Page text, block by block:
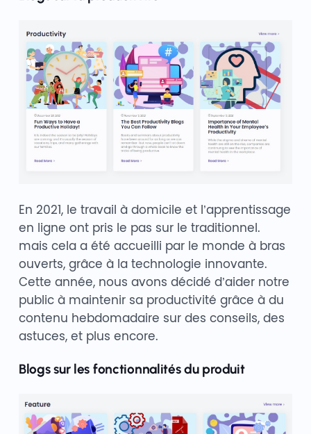
En 2021, le travail à domicile et l’apprentissage
en ligne ont pris le pas sur le traditionnel.
mais cela a été accueilli par le monde à bras
ouverts, grâce à la technologie innovante.
Cette année, nous avons décidé d’aider notre
public à maintenir sa productivité grâce à du
contenu hebdomadaire sur des conseils, des
astuces, et plus encore.
Blogs sur les fonctionnalités du produit